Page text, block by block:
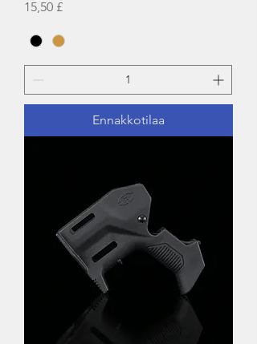
Hinta
15,50 £
Ennakkotilaa